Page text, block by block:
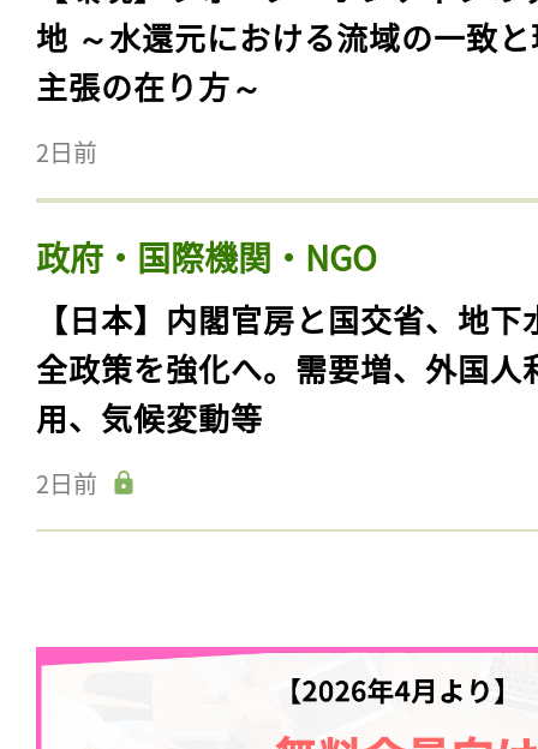
地 ～水還元における流域の一致
主張の在り方～
2日前
政府・国際機関・NGO
【日本】内閣官房と国交省、地下
全政策を強化へ。需要増、外国人
用、気候変動等
2日前